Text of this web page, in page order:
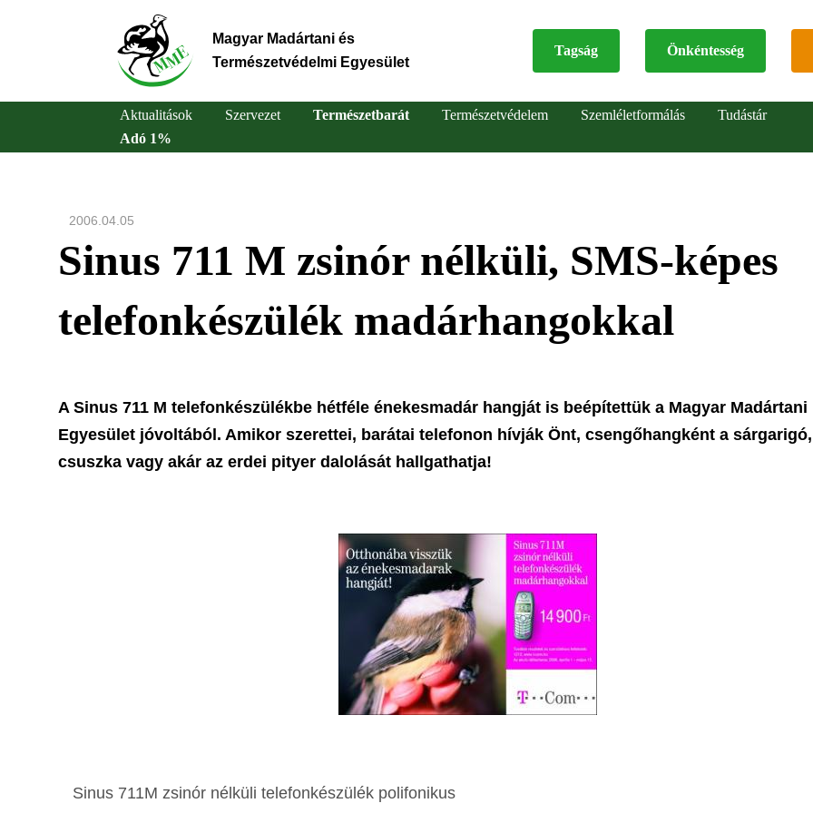
Magyar Madártani és
Természetvédelmi Egyesület
Top
Tagság Önkéntesség
Main
navigation
Aktualitások Szervezet Természetbarát Természetvédelem Szemléletformálás
Tudástár
Adó 1%
2006.04.05
Sinus 711 M zsinór nélküli, SMS-képes
telefonkészülék madárhangokkal
A Sinus 711 M telefonkészülékbe hétféle énekesmadár hangját is beépítettük a Magyar Madártani
Egyesület jóvoltából. Amikor szerettei, barátai telefonon hívják Önt, csengőhangként a
csuszka vagy akár az erdei pityer dalolását hallgathatja!
Sinus 711M zsinór nélküli telefonkészülék polifonikus